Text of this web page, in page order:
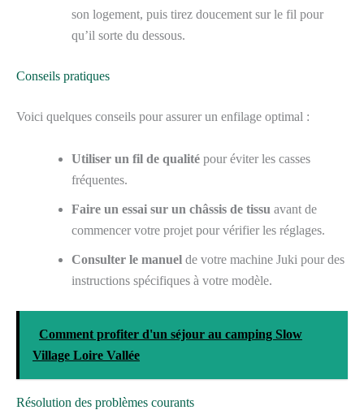
son logement, puis tirez doucement sur le fil pour
qu’il sorte du dessous.
Conseils pratiques
Voici quelques conseils pour assurer un enfilage optimal :
Utiliser un fil de qualité pour éviter les casses
fréquentes.
Faire un essai sur un châssis de tissu avant de
commencer votre projet pour vérifier les réglages.
Consulter le manuel de votre machine Juki pour des
instructions spécifiques à votre modèle.
Comment profiter d'un séjour au camping Slow
Village Loire Vallée
Résolution des problèmes courants